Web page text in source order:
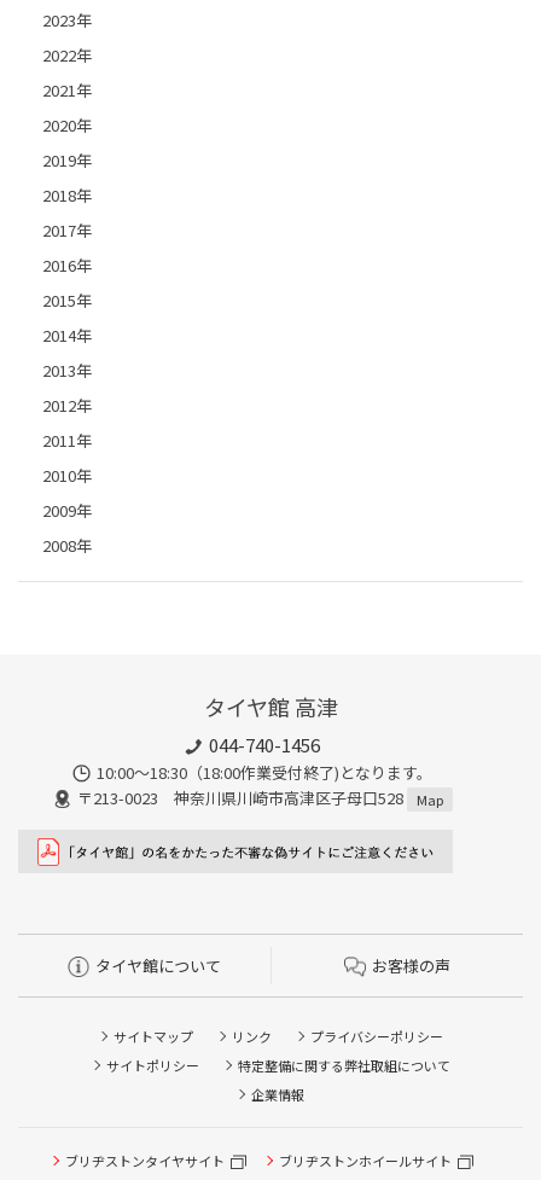
2023年
2022年
2021年
2020年
2019年
2018年
2017年
2016年
2015年
2014年
2013年
2012年
2011年
2010年
2009年
2008年
タイヤ館 高津
044-740-1456
10:00～18:30（18:00作業受付終了)となります。
〒213-0023 神奈川県川崎市高津区子母口528
Map
タイヤ館について お客様の声
サイトマップ リンク
プライバシーポリシー
サイトポリシー
特定整備に関する弊社取組について
企業情報
ブリヂストンタイヤサイト ブリヂストンホイールサイト
タイヤ点検・安全点検/タイヤ履き替え/オイル交換/その他